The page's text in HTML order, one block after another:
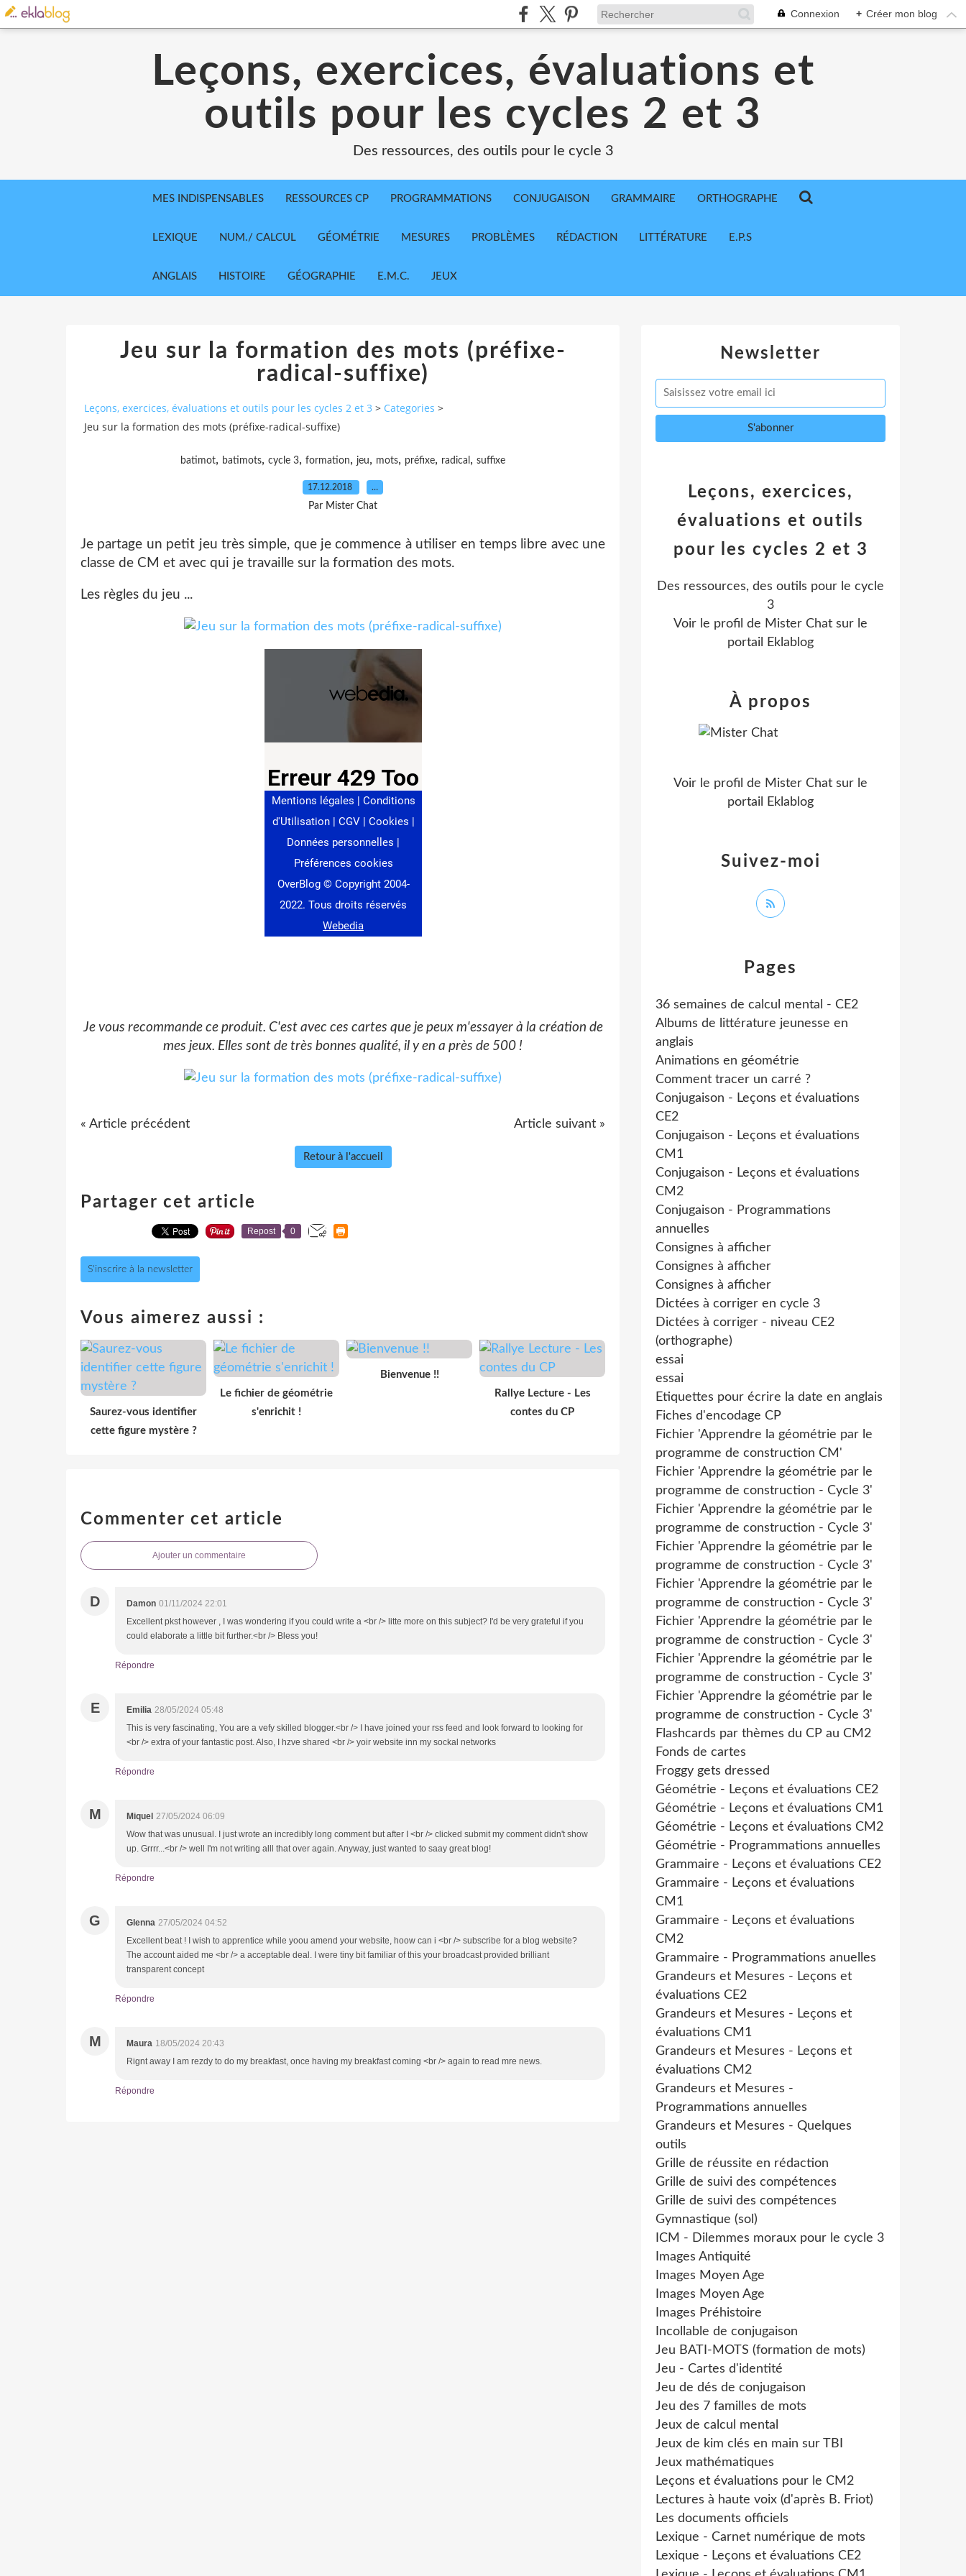
Connexion + Créer mon blog
Leçons, exercices, évaluations et
outils pour les cycles 2 et 3
Des ressources, des outils pour le cycle 3
MES INDISPENSABLES RESSOURCES CP PROGRAMMATIONS CONJUGAISON GRAMMAIRE ORTHOGRAPHE
LEXIQUE NUM./ CALCUL GÉOMÉTRIE MESURES PROBLÈMES RÉDACTION LITTÉRATURE E.P.S
ANGLAIS HISTOIRE GÉOGRAPHIE E.M.C. JEUX
Jeu sur la formation des mots (préfixe-
radical-suffixe)
Leçons, exercices, évaluations et outils pour les cycles 2 et 3 > Categories >
Jeu sur la formation des mots (préfixe-radical-suffixe)
batimot, batimots, cycle 3, formation, jeu, mots, préfixe, radical , suffixe
17.12.2018 …
Par Mister Chat
Je partage un petit jeu très simple, que je commence à utiliser en temps libre avec une
classe de CM et avec qui je travaille sur la formation des mots.
Les règles du jeu ...
Je vous recommande ce produit. C'est avec ces cartes que je peux m'essayer à la création de
mes jeux. Elles sont de très bonnes qualité, il y en a près de 500 !
« Article précédent Article suivant »
Retour à l'accueil
Partager cet article
Repost 0
S'inscrire à la newsletter
Vous aimerez aussi :
Saurez-vous identifier
cette figure mystère ?
Le fichier de géométrie
s'enrichit !
Bienvenue !!
Rallye Lecture - Les
contes du CP
Commenter cet article
Ajouter un commentaire
D Damon 01/11/2024 22:01
Excellent pkst however , I was wondering if you could write a <br /> litte more on this subject? I'd be very grateful if you
could elaborate a little bit further.<br /> Bless you!
Répondre
E Emilia 28/05/2024 05:48
This is very fascinating, You are a vefy skilled blogger.<br /> I have joined your rss feed and look forward to looking for
<br /> extra of your fantastic post. Also, I hzve shared <br /> yoir website inn my sockal networks
Répondre
M Miquel 27/05/2024 06:09
Wow that was unusual. I just wrote an incredibly long comment but after I <br /> clicked submit my comment didn't show
up. Grrrr...<br /> well I'm not writing alll that over again. Anyway, just wanted to saay great blog!
Répondre
G Glenna 27/05/2024 04:52
Excellent beat ! I wish to apprentice while yoou amend your website, hoow can i <br /> subscribe for a blog website?
The account aided me <br /> a acceptable deal. I were tiny bit familiar of this your broadcast provided brilliant
transparent concept
Répondre
M Maura 18/05/2024 20:43
Rignt away I am rezdy to do my breakfast, once having my breakfast coming <br /> again to read mre news.
Répondre
Newsletter
Pages
36 semaines de calcul mental - CE2
Albums de littérature jeunesse en
anglais
Animations en géométrie
Comment tracer un carré ?
Conjugaison - Leçons et évaluations
CE2
Conjugaison - Leçons et évaluations
CM1
Conjugaison - Leçons et évaluations
CM2
Conjugaison - Programmations
annuelles
Consignes à afficher
Consignes à afficher
Consignes à afficher
Dictées à corriger en cycle 3
Dictées à corriger - niveau CE2
(orthographe)
essai
essai
Etiquettes pour écrire la date en anglais
Fiches d'encodage CP
Fichier 'Apprendre la géométrie par le
programme de construction CM'
Fichier 'Apprendre la géométrie par le
programme de construction - Cycle 3'
Fichier 'Apprendre la géométrie par le
programme de construction - Cycle 3'
Fichier 'Apprendre la géométrie par le
programme de construction - Cycle 3'
Fichier 'Apprendre la géométrie par le
programme de construction - Cycle 3'
Fichier 'Apprendre la géométrie par le
programme de construction - Cycle 3'
Fichier 'Apprendre la géométrie par le
programme de construction - Cycle 3'
Fichier 'Apprendre la géométrie par le
programme de construction - Cycle 3'
Flashcards par thèmes du CP au CM2
Fonds de cartes
Froggy gets dressed
Géométrie - Leçons et évaluations CE2
Géométrie - Leçons et évaluations CM1
Géométrie - Leçons et évaluations CM2
Géométrie - Programmations annuelles
Grammaire - Leçons et évaluations CE2
Grammaire - Leçons et évaluations
CM1
Grammaire - Leçons et évaluations
CM2
Grammaire - Programmations anuelles
Grandeurs et Mesures - Leçons et
évaluations CE2
Grandeurs et Mesures - Leçons et
évaluations CM1
Grandeurs et Mesures - Leçons et
évaluations CM2
Grandeurs et Mesures -
Programmations annuelles
Grandeurs et Mesures - Quelques
outils
Grille de réussite en rédaction
Grille de suivi des compétences
Grille de suivi des compétences
Gymnastique (sol)
ICM - Dilemmes moraux pour le cycle 3
Images Antiquité
Images Moyen Age
Images Moyen Age
Images Préhistoire
Incollable de conjugaison
Jeu BATI-MOTS (formation de mots)
Jeu - Cartes d'identité
Jeu de dés de conjugaison
Jeu des 7 familles de mots
Jeux de calcul mental
Jeux de kim clés en main sur TBI
Jeux mathématiques
Leçons et évaluations pour le CM2
Lectures à haute voix (d'après B. Friot)
Les documents officiels
Lexique - Carnet numérique de mots
Lexique - Leçons et évaluations CE2
Leçons, exercices,
évaluations et outils
pour les cycles 2 et 3
Des ressources, des outils pour le cycle
3
Voir le profil de Mister Chat sur le
portail Eklablog
Suivez-moi
À propos
Voir le profil de Mister Chat sur le
portail Eklablog